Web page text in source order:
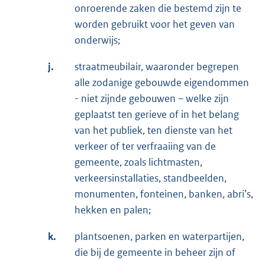
onroerende zaken die bestemd zijn te
worden gebruikt voor het geven van
onderwijs;
j.
straatmeubilair, waaronder begrepen
alle zodanige gebouwde eigendommen
- niet zijnde gebouwen – welke zijn
geplaatst ten gerieve of in het belang
van het publiek, ten dienste van het
verkeer of ter verfraaiing van de
gemeente, zoals lichtmasten,
verkeersinstallaties, standbeelden,
monumenten, fonteinen, banken, abri’s,
hekken en palen;
k.
plantsoenen, parken en waterpartijen,
die bij de gemeente in beheer zijn of